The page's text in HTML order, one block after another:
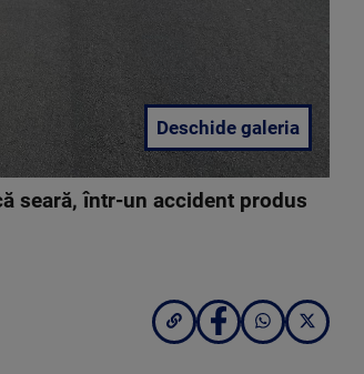
Deschide galeria
seară, într-un accident produs